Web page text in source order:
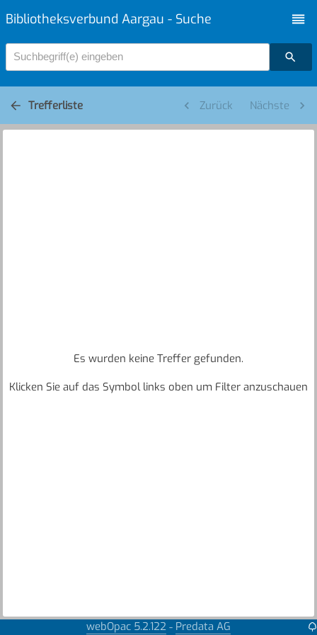
Bibliotheksverbund Aargau - Suche
Suchbegriff(e) eingeben
Trefferliste Zurück Nächste
Es wurden keine Treffer gefunden.
Klicken Sie auf das Symbol links oben um Filter anzuschauen
webOpac 5.2.122 - Predata AG